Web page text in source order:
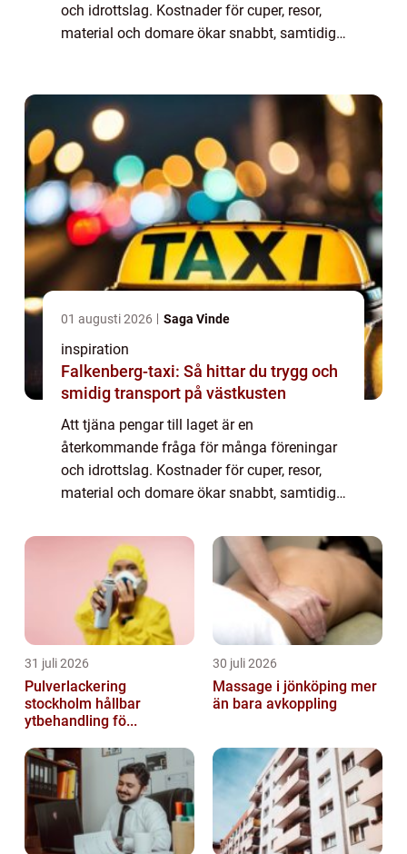
och idrottslag. Kostnader för cuper, resor,
material och domare ökar snabbt, samtidigt
01 augusti 2026 Saga Vinde
inspiration
Falkenberg-taxi: Så hittar du trygg och
smidig transport på västkusten
Att tjäna pengar till laget är en
återkommande fråga för många föreningar
och idrottslag. Kostnader för cuper, resor,
material och domare ökar snabbt, samtidigt
f&o...
31 juli 2026
Pulverlackering
stockholm hållbar
ytbehandling fö...
30 juli 2026
Massage i jönköping mer
än bara avkoppling